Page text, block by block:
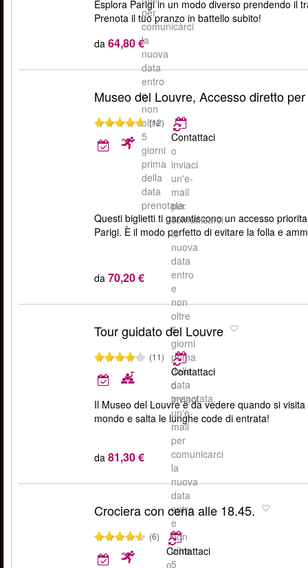
per
comunicarci
la
nuova
data
entro
e
non
oltre
5
giorni
prima
della
data
prenotata.
Esplora Parigi in un modo diverso prendendo il
Prenota il tuo pranzo in battello subito!
da 64,80 €
Museo del Louvre, Accesso diretto
(12)
Contattaci
o
inviaci
un'e-
mail
per
comunicarci
la
nuova
data
entro
e
non
oltre
5
giorni
prima
della
data
prenotata.
Questi biglietti ti garantiscono un accesso
Parigi. È il modo perfetto di evitare la folla e
da 70,20 €
Tour guidato del Louvre
(11)
Contattaci
o
inviaci
un'e-
mail
per
comunicarci
la
nuova
data
entro
e
non
oltre
5
Il Museo del Louvre è da vedere quando si
mondo e salta le lunghe code di entrata!
da 81,30 €
Crociera con cena alle 18.45.
(6)
Contattaci
o